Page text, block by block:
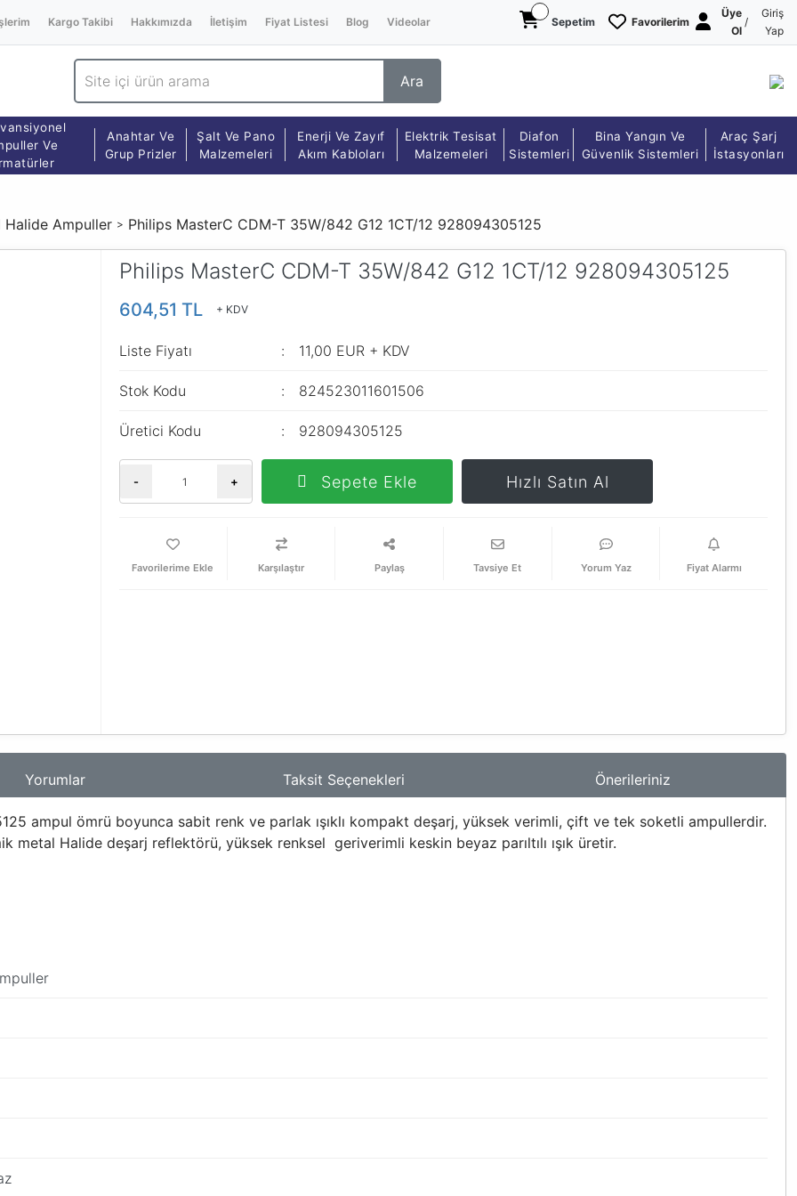
Kargo Takibi Hakkımızda İletişim Fiyat Listesi Blog Videolar Sepetim Favorilerim
Üye
Ol
/
Giriş
Yap
Ara
Ve
Anahtar Ve
Grup Prizler
Şalt Ve Pano
Malzemeleri
Enerji Ve Zayıf
Akım Kabloları
Elektrik Tesisat
Malzemeleri
Diafon
Sistemleri
Bina Yangın Ve
Güvenlik Sistemleri
Araç Şarj
İstasyonları
Halide Ampuller Philips MasterC CDM-T 35W/842 G12 1CT/12 928094305125
Philips MasterC CDM-T 35W/842 G12 1CT/12 928094305125
604,51 TL + KDV
Liste Fiyatı 11,00 EUR + KDV
Stok Kodu 824523011601506
Üretici Kodu 928094305125
- + Sepete Ekle Hızlı Satın Al
Karşılaştır Paylaş Tavsiye Et Yorum Yaz Fiyat Alarmı
Yorumlar Taksit Seçenekleri Önerileriniz
ampul ömrü boyunca sabit renk ve parlak ışıklı kompakt deşarj, yüksek verimli, çift ve tek soketli ampullerdir.
metal Halide deşarj reflektörü, yüksek renksel geriverimli keskin beyaz parıltılı ışık üretir.